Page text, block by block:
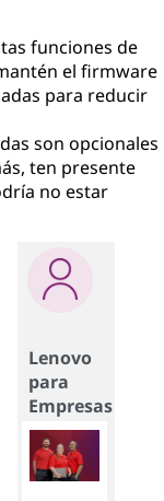
funciones de
el firmware
para reducir
son opcionales
ten presente
no estar
Lenovo
para
Empresas